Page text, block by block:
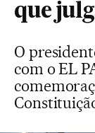
que
O
com o EL